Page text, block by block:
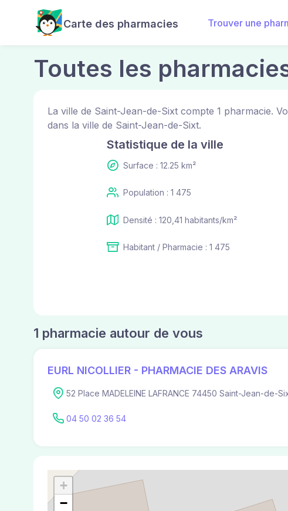
Carte des pharmacies Trouver une
Toutes les
La ville de Saint-Jean-de-Sixt compte 1 pharmacie.
dans la ville de Saint-Jean-de-Sixt.
Statistique de la ville
Surface : 12.25 km²
Population : 1 475
Densité : 120,41 habitants/km²
Habitant / Pharmacie : 1 475
1 pharmacie autour de vous
EURL NICOLLIER - PHARMACIE DES ARAVIS
52 Place MADELEINE LAFRANCE 74450 Saint-Jean-de-
04 50 02 36 54
+
−